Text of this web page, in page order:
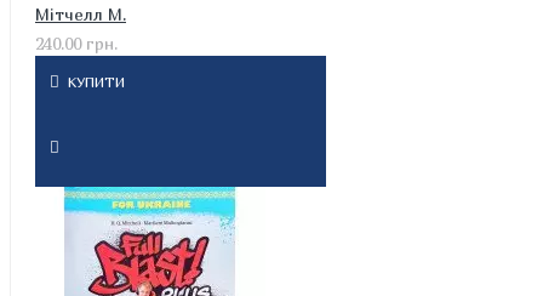
Мітчелл М.
240.00 грн.
КУПИТИ